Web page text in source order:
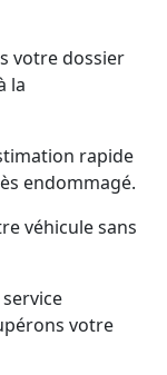
votre dossier
la
rapide
endommagé.
véhicule sans
votre